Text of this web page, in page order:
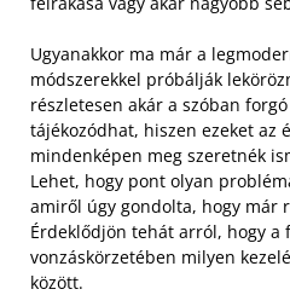
Ugyanakkor ma már a
módszerekkel próbálják
részletesen akár a szóban
tájékozódhat, hiszen ezeket az
mindenképen meg szeretnék
Lehet, hogy pont olyan
amiről úgy gondolta, hogy már
Érdeklődjön tehát arról, hogy a
vonzáskörzetében milyen
között.